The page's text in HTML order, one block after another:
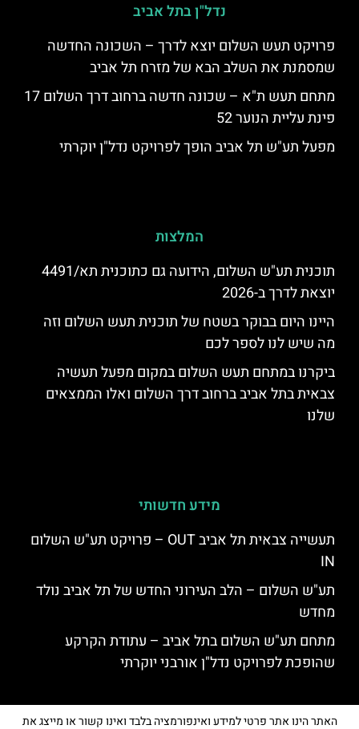
נדל"ן בתל אביב
פרויקט תעש השלום יוצא לדרך – השכונה החדשה
שמסמנת את השלב הבא של מזרח תל אביב
מתחם תעש ת"א – שכונה חדשה ברחוב דרך השלום 17
פינת עליית הנוער 52
מפעל תע"ש תל אביב הופך לפרויקט נדל"ן יוקרתי
המלצות
תוכנית תע"ש השלום, הידועה גם כתוכנית תא/4491
יוצאת לדרך ב-2026
היינו היום בבוקר בשטח של תוכנית תעש השלום וזה
מה שיש לנו לספר לכם
ביקרנו במתחם תעש השלום במקום מפעל תעשיה
צבאית בתל אביב ברחוב דרך השלום ואלו הממצאים
שלנו
מידע חדשותי
תעשייה צבאית תל אביב OUT – פרויקט תע"ש השלום
IN
תע"ש השלום – הלב העירוני החדש של תל אביב נולד
מחדש
מתחם תע"ש השלום בתל אביב – עתודת הקרקע
שהופכת לפרויקט נדל"ן אורבני יוקרתי
האתר הינו אתר פרטי למידע ואינפורמציה בלבד ואינו קשור או מייצג את